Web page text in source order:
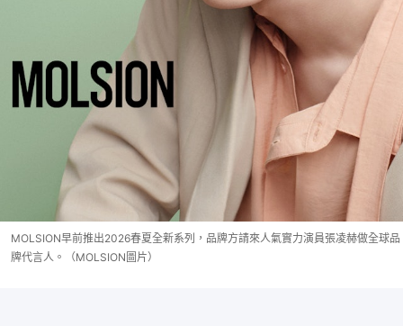
MOLSION早前推出2026春夏全新系列，品牌方請來人氣實力演員張凌赫做全球品
牌代言人。（MOLSION圖片）